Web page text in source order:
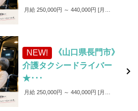
月給 250,000円 ～ 440,000円 月給250,000円～440,000円 ■各種手当 ・家族手当（～1,000円／月） ・皆勤手当（～6,000円／月） ・無事故手当（～10,000円／月） ・愛車手当 ■賞与あり ✨入社後4カ月間は保証給制度あり！（最大25万円）
NEW!
《山口県長門市》
介護タクシードライバー
★･･･
月給 250,000円 ～ 440,000円 月給250,000円～440,000円 ■各種手当 ・家族手当（～1,000円／月） ・皆勤手当（～6,000円／月） ・無事故手当（～10,000円／月） ・愛車手当 ■賞与あり ✨入社後4カ月間は保証給制度あり！（最大25万円）
